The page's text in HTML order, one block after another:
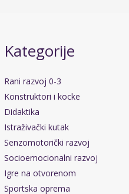
Kategorije
Rani razvoj 0-3
Konstruktori i kocke
Didaktika
Istraživački kutak
Senzomotorički razvoj
Socioemocionalni razvoj
Igre na otvorenom
Sportska oprema